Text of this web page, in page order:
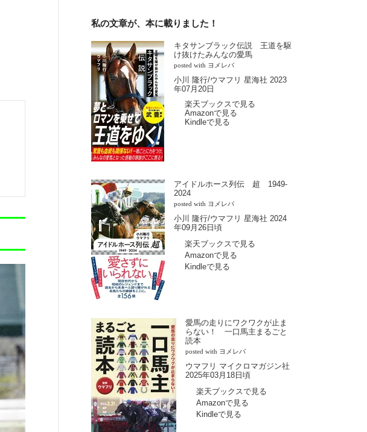
私の文章が、本に載りました！
キタサンブラック伝説 王道を駆
け抜けたみんなの愛馬
posted with ヨメレバ
小川 隆行/ウマフリ 星海社 2023
年07月20日
楽天ブックスで見る
Amazonで見る
Kindleで見る
アイドルホース列伝 超 1949-
2024
posted with ヨメレバ
小川 隆行/ウマフリ 星海社 2024
年09月26日頃
楽天ブックスで見る
Amazonで見る
Kindleで見る
愛馬の走りにワクワクが止ま
らない！ 一口馬主まるごと
読本
posted with ヨメレバ
ウマフリ マイクロマガジン社
2025年03月18日頃
楽天ブックスで見る
Amazonで見る
Kindleで見る